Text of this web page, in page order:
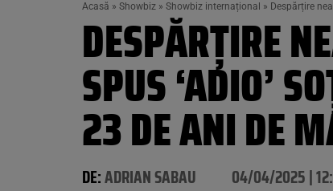
Acasă » Showbiz » Showbiz internațional » Despărțire
DESPĂRȚIRE
SPUS ‘ADIO’
23 DE ANI DE
DE:ADRIAN SABAU 04/04/2025 |